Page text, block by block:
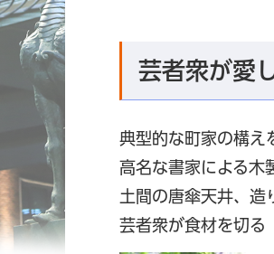
芸者衆が愛
典型的な町家の構え
高名な書家による木
土間の唐傘天井、造
芸者衆が食材を切る